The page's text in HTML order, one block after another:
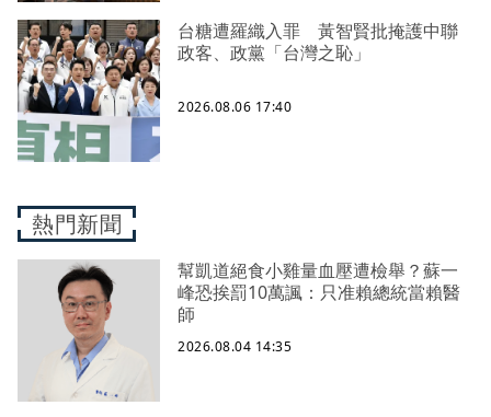
台糖遭羅織入罪 黃智賢批掩護中聯
政客、政黨「台灣之恥」
2026.08.06 17:40
熱門新聞
幫凱道絕食小雞量血壓遭檢舉？蘇一
峰恐挨罰10萬諷：只准賴總統當賴醫
師
2026.08.04 14:35